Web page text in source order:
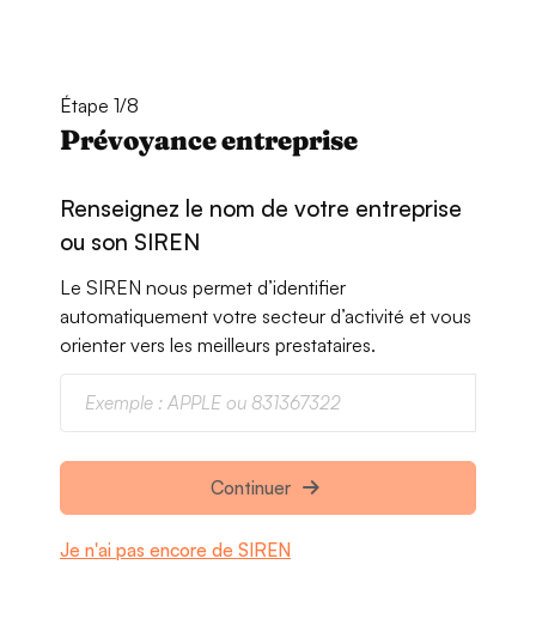
Étape 1/8
Prévoyance entreprise
Renseignez le nom de votre entreprise
ou son SIREN
Le SIREN nous permet d’identifier
automatiquement votre secteur d’activité et vous
orienter vers les meilleurs prestataires.
Continuer
Je n'ai pas encore de SIREN